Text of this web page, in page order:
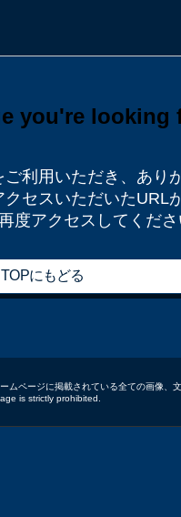
利用いただき、 あり
クセスいただいたURL
度アクセスしてくださ
TOPにもどる
ページに掲載されている全ての画像、
is strictly prohibited.